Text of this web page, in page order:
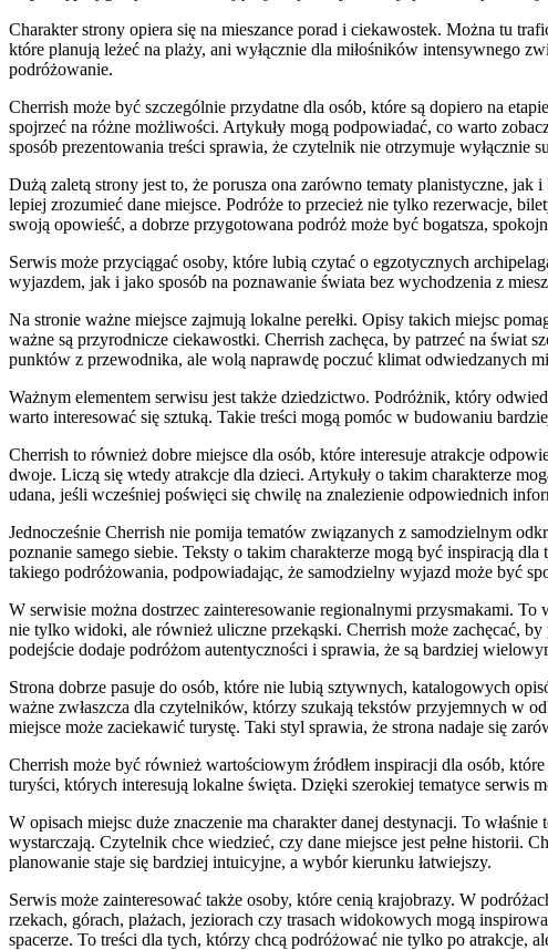
Charakter strony opiera się na mieszance porad i ciekawostek. Można tu
które planują leżeć na plaży, ani wyłącznie dla miłośników intensywnego
podróżowanie.
Cherrish może być szczególnie przydatne dla osób, które są dopiero na
spojrzeć na różne możliwości. Artykuły mogą podpowiadać, co warto
sposób prezentowania treści sprawia, że czytelnik nie otrzymuje
Dużą zaletą strony jest to, że porusza ona zarówno tematy planistyczne,
lepiej zrozumieć dane miejsce. Podróże to przecież nie tylko rezerwacje,
swoją opowieść, a dobrze przygotowana podróż może być bogatsza,
Serwis może przyciągać osoby, które lubią czytać o egzotycznych
wyjazdem, jak i jako sposób na poznawanie świata bez wychodzenia z
Na stronie ważne miejsce zajmują lokalne perełki. Opisy takich miejsc
ważne są przyrodnicze ciekawostki. Cherrish zachęca, by patrzeć na świat
punktów z przewodnika, ale wolą naprawdę poczuć klimat odwiedzanych
Ważnym elementem serwisu jest także dziedzictwo. Podróżnik, który
warto interesować się sztuką. Takie treści mogą pomóc w budowaniu
Cherrish to również dobre miejsce dla osób, które interesuje atrakcje
dwoje. Liczą się wtedy atrakcje dla dzieci. Artykuły o takim charakterze
udana, jeśli wcześniej poświęci się chwilę na znalezienie odpowiednich
Jednocześnie Cherrish nie pomija tematów związanych z samodzielnym
poznanie samego siebie. Teksty o takim charakterze mogą być inspiracją
takiego podróżowania, podpowiadając, że samodzielny wyjazd może być
W serwisie można dostrzec zainteresowanie regionalnymi przysmakami.
nie tylko widoki, ale również uliczne przekąski. Cherrish może zachęcać,
podejście dodaje podróżom autentyczności i sprawia, że są bardziej
Strona dobrze pasuje do osób, które nie lubią sztywnych, katalogowych
ważne zwłaszcza dla czytelników, którzy szukają tekstów przyjemnych w
miejsce może zaciekawić turystę. Taki styl sprawia, że strona nadaje się
Cherrish może być również wartościowym źródłem inspiracji dla osób,
turyści, których interesują lokalne święta. Dzięki szerokiej tematyce serwis
W opisach miejsc duże znaczenie ma charakter danej destynacji. To
wystarczają. Czytelnik chce wiedzieć, czy dane miejsce jest pełne historii.
planowanie staje się bardziej intuicyjne, a wybór kierunku łatwiejszy.
Serwis może zainteresować także osoby, które cenią krajobrazy. W
rzekach, górach, plażach, jeziorach czy trasach widokowych mogą
spacerze. To treści dla tych, którzy chcą podróżować nie tylko po atrakcje,